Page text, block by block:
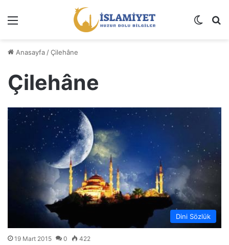
Dış
Anasayfa /Çilehâne
Çilehâne
Dini Sözlük
19 Mart 2015 0 422